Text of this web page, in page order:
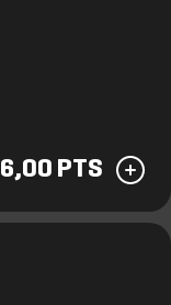
6,00 PTS